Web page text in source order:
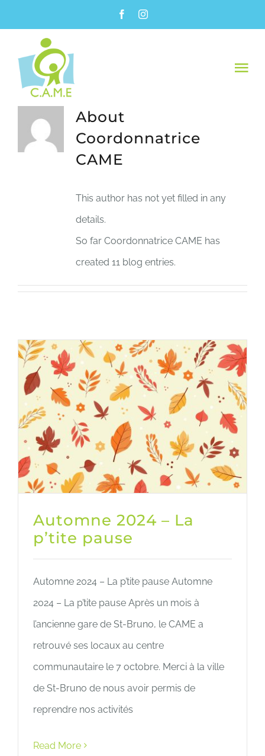
to
content
SERVICES
CONTACT US
About
Coordonnatrice
CAME
This author has not yet filled in any
details.
So far Coordonnatrice CAME has
created 11 blog entries.
Automne 2024 – La
p’tite pause
Automne 2024 – La p’tite pause Automne
2024 – La p’tite pause Après un mois à
l’ancienne gare de St-Bruno, le CAME a
retrouvé ses locaux au centre
communautaire le 7 octobre. Merci à la ville
de St-Bruno de nous avoir permis de
reprendre nos activités
Read More